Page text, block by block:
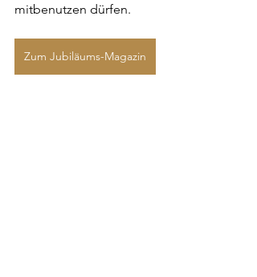
mitbenutzen dürfen.
Zum Jubiläums-Magazin